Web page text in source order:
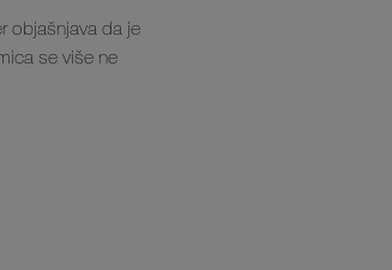
objašnjava da je
se više ne